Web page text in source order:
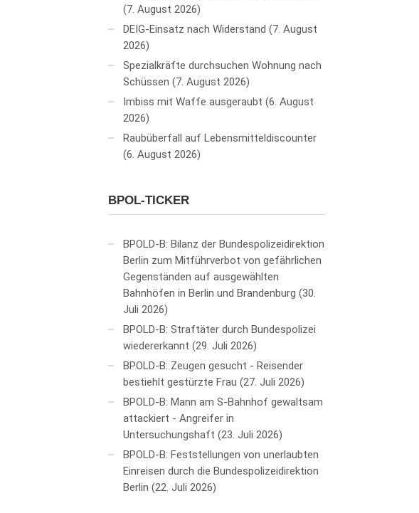
7. August 2026
DEIG-Einsatz nach Widerstand
7. August
2026
Spezialkräfte durchsuchen Wohnung nach
Schüssen
7. August 2026
Imbiss mit Waffe ausgeraubt 6. August
2026
Raubüberfall auf Lebensmitteldiscounter
6. August 2026
BPOL-TICKER
BPOLD-B: Bilanz der Bundespolizeidirektion
Berlin zum Mitführverbot von gefährlichen
Gegenständen auf ausgewählten
Bahnhöfen in Berlin und Brandenburg 30.
Juli 2026
BPOLD-B: Straftäter durch Bundespolizei
wiedererkannt 29. Juli 2026
BPOLD-B: Zeugen gesucht - Reisender
bestiehlt gestürzte Frau 27. Juli 2026
BPOLD-B: Mann am S-Bahnhof gewaltsam
attackiert - Angreifer in
Untersuchungshaft 23. Juli 2026
BPOLD-B: Feststellungen von unerlaubten
Einreisen durch die Bundespolizeidirektion
Berlin 22. Juli 2026